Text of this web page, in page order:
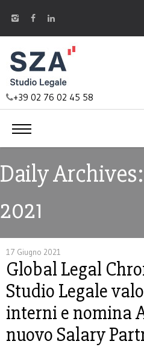
+39 02 76 02 45 58
Daily
2021
17 Giugno 2021
Global Legal
Studio Legale
interni e nomina
nuovo Salary